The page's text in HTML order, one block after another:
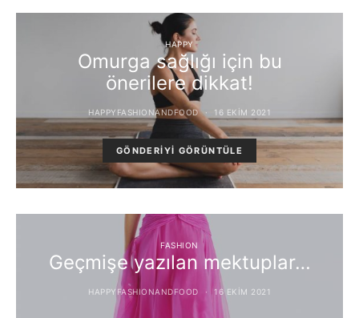
HAPPY
Omurga sağlığı için bu
önerilere dikkat!
HAPPYFASHIONANDFOOD 16 EKIM 2021
GÖNDERIYI GÖRÜNTÜLE
FASHION
Geçmişe yazılan mektuplar…
HAPPYFASHIONANDFOOD 16 EKIM 2021